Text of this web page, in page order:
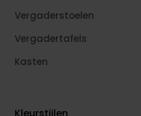
Vergaderstoelen
Vergadertafels
Kasten